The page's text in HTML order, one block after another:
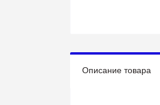
Описание товара